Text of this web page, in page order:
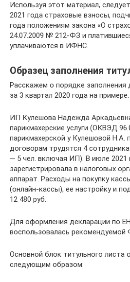
Используя этот материал,
2021 года страховые взносы,
года положениям закона «О
24.07.2009 № 212-ФЗ и
уплачиваются в ИФНС.
Образец заполнения
Расскажем о порядке
за 3 квартал 2020 года на примере.
ИП Кулешова Надежда
парикмахерские услуги (ОКВЭД
парикмахерской у Кулешовой Н.А.
договорам трудятся 4
─ 5 чел. включая ИП). В июле 2021
зарегистрировала в налоговых
аппарат. Расходы на покупку
(онлайн-кассы), ее настройку и
12 480 руб.
Для оформления декларации по
воспользовалась
Основной блок титульного листа
следующим образом: